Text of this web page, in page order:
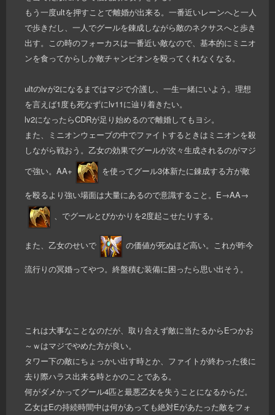
もう一度ultを押すことで離婚が出来る。一番近いレーンへと一人
で歩きだし、一人でグールを錬成しながら敵のネクサスへと歩き
出す。この時のフォーカスは一番近い敵なので、基本的にミニオ
ンを食ってからしか敵チャンピオンを殴ってくれなくなる。
ultのlvが2になるまではマジで介護し、一生一緒にいよう。理想
を言えば1度も死なずにlv11に辿り着きたい。
lv2になったらCDRが足り始めるので離婚してもヨシ。
また、ミニオンウェーブの中でファイトするときはミニオンを殺
しながら戦おう。乙女の効果でグールが次々生成されるのがマジ
で強い。AA+
を使ってグール3体新たに錬成する方が敵
を殴るより強い場面は大量にあるので意識すること。E→AA→
、でグールとびかかりを2度起こせたりする。
また、乙女のせいで の価値が死ぬほど高い。これが昨今
流行りの冥婚ってやつ。終盤積む装備に困ったら思い出そう。
これは大事なことなのだが、取り合えず敵に当たるからEつかお
～ｗはマジでやめた方が良い。
タワー下の敵にちょっかい出す時とか、ファイトが終わった後に
去り際ハラス出来る時とかのことである。
何がダメかってグール4匹と最悪乙女を失うことになるからだ。
乙女はEの持続時間中は何があっても絶対Eがあたった敵をフォ